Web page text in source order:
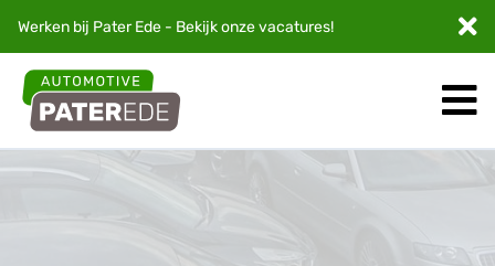
Werken bij Pater Ede - Bekijk onzevacatures!